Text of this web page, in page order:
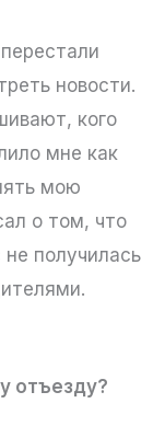
новости.
кого
мне как
мою
о том, что
получилась
отъезду?